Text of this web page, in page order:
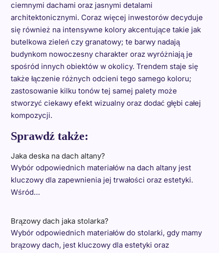
ciemnymi dachami oraz jasnymi detalami
architektonicznymi. Coraz więcej inwestorów decyduje
się również na intensywne kolory akcentujące takie jak
butelkowa zieleń czy granatowy; te barwy nadają
budynkom nowoczesny charakter oraz wyróżniają je
spośród innych obiektów w okolicy. Trendem staje się
także łączenie różnych odcieni tego samego koloru;
zastosowanie kilku tonów tej samej palety może
stworzyć ciekawy efekt wizualny oraz dodać głębi całej
kompozycji.
Sprawdź także:
Jaka deska na dach altany?
Wybór odpowiednich materiałów na dach altany jest
kluczowy dla zapewnienia jej trwałości oraz estetyki.
Wśród…
Brązowy dach jaka stolarka?
Wybór odpowiednich materiałów do stolarki, gdy mamy
brązowy dach, jest kluczowy dla estetyki oraz